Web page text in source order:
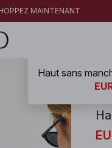
MAINTENANT
NA-
Haut sans